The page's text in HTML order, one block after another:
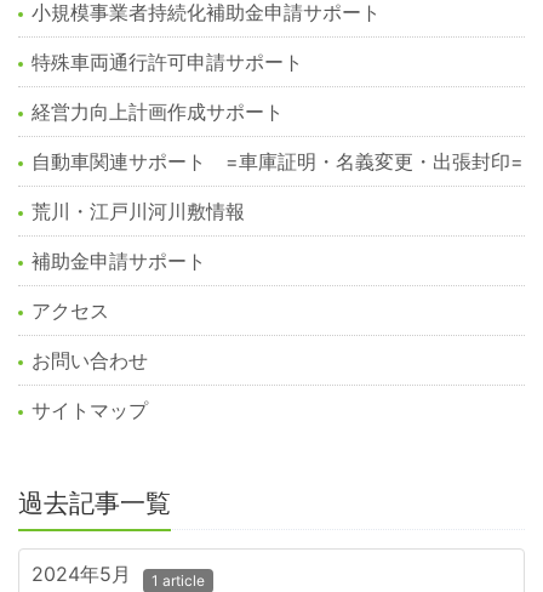
小規模事業者持続化補助金申請サポート
特殊車両通行許可申請サポート
経営力向上計画作成サポート
自動車関連サポート =車庫証明・名義変更・出張封印=
荒川・江戸川河川敷情報
補助金申請サポート
アクセス
お問い合わせ
サイトマップ
過去記事一覧
2024年5月 1 article